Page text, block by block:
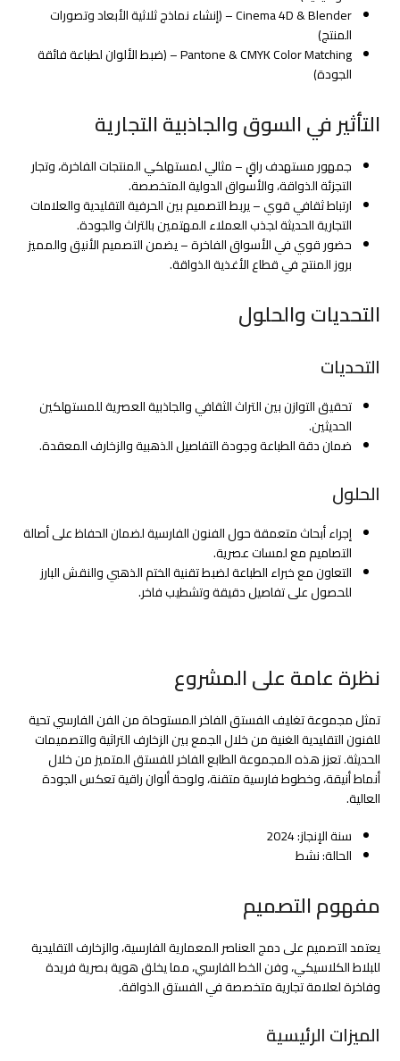
Cinema 4D & Blender – (إنشاء نماذج ثلاثية الأبعاد وتصورات
المنتج)
Pantone & CMYK Color Matching – (ضبط الألوان لطباعة فائقة
الجودة)
التأثير في السوق والجاذبية التجارية
جمهور مستهدف راقٍ – مثالي لمستهلكي المنتجات الفاخرة، وتجار
التجزئة الذواقة، والأسواق الدولية المتخصصة.
ارتباط ثقافي قوي – يربط التصميم بين الحرفية التقليدية والعلامات
التجارية الحديثة لجذب العملاء المهتمين بالتراث والجودة.
حضور قوي في الأسواق الفاخرة – يضمن التصميم الأنيق والمميز
بروز المنتج في قطاع الأغذية الذواقة.
التحديات والحلول
التحديات
تحقيق التوازن بين التراث الثقافي والجاذبية العصرية للمستهلكين
الحديثين.
ضمان دقة الطباعة وجودة التفاصيل الذهبية والزخارف المعقدة.
الحلول
إجراء أبحاث متعمقة حول الفنون الفارسية لضمان الحفاظ على أصالة
التصاميم مع لمسات عصرية.
التعاون مع خبراء الطباعة لضبط تقنية الختم الذهبي والنقش البارز
للحصول على تفاصيل دقيقة وتشطيب فاخر.
نظرة عامة على المشروع
تمثل مجموعة تغليف الفستق الفاخر المستوحاة من الفن الفارسي تحية
للفنون التقليدية الغنية من خلال الجمع بين الزخارف التراثية والتصميمات
الحديثة. تعزز هذه المجموعة الطابع الفاخر للفستق المتميز من خلال
أنماط أنيقة، وخطوط فارسية متقنة، ولوحة ألوان راقية تعكس الجودة
العالية.
سنة الإنجاز: 2024
الحالة: نشط
مفهوم التصميم
يعتمد التصميم على دمج العناصر المعمارية الفارسية، والزخارف التقليدية
للبلاط الكلاسيكي، وفن الخط الفارسي، مما يخلق هوية بصرية فريدة
وفاخرة لعلامة تجارية متخصصة في الفستق الذواقة.
الميزات الرئيسية